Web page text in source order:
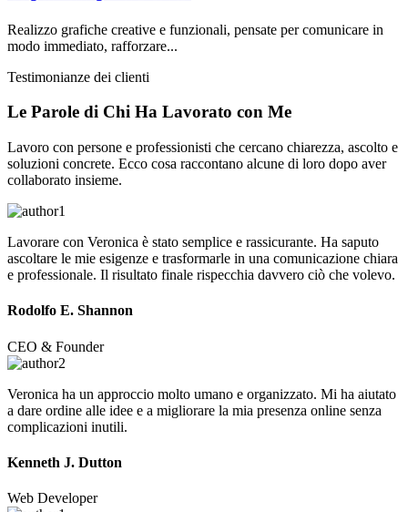
Realizzo grafiche creative e funzionali, pensate per comunicare in
modo immediato, rafforzare...
Testimonianze dei clienti
Le Parole di Chi Ha Lavorato con Me
Lavoro con persone e professionisti che cercano chiarezza, ascolto e
soluzioni concrete. Ecco cosa raccontano alcune di loro dopo aver
collaborato insieme.
Lavorare con Veronica è stato semplice e rassicurante. Ha saputo
ascoltare le mie esigenze e trasformarle in una comunicazione chiara
e professionale. Il risultato finale rispecchia davvero ciò che volevo.
Rodolfo E. Shannon
CEO & Founder
Veronica ha un approccio molto umano e organizzato. Mi ha aiutato
a dare ordine alle idee e a migliorare la mia presenza online senza
complicazioni inutili.
Kenneth J. Dutton
Web Developer